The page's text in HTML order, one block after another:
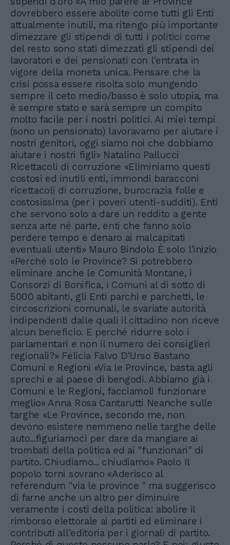
dovrebbero essere abolite come tutti gli Enti
attualmente inutili, ma ritengo più importante
dimezzare gli stipendi di tutti i politici come
del resto sono stati dimezzati gli stipendi dei
lavoratori e dei pensionati con l'entrata in
vigore della moneta unica. Pensare che la
crisi possa essere risolta solo mungendo
sempre il ceto medio/basso è solo utopia, ma
è sempre stato e sarà sempre un compito
molto facile per i nostri politici. Ai miei tempi
(sono un pensionato) lavoravamo per aiutare i
nostri genitori, oggi siamo noi che dobbiamo
aiutare i nostri figli» Natalino Pallucci
Ricettacoli di corruzione «Eliminiamo questi
costosi ed inutili enti, immondi baracconi
ricettacoli di corruzione, burocrazia folle e
costosissima (per i poveri utenti-sudditi). Enti
che servono solo a dare un reddito a gente
senza arte né parte, enti che fanno solo
perdere tempo e denaro ai malcapitati
eventuali utenti» Mauro Bindolo È solo l'inizio
«Perché solo le Province? Si potrebbero
eliminare anche le Comunità Montane, i
Consorzi di Bonifica, i Comuni al di sotto di
5000 abitanti, gli Enti parchi e parchetti, le
circoscrizioni comunali, le svariate autorità
indipendenti dalle quali il cittadino non riceve
alcun beneficio. E perché ridurre solo i
parlamentari e non il numero dei consiglieri
regionali?» Felicia Falvo D'Urso Bastano
Comuni e Regioni «Via le Province, basta agli
sprechi e al paese di bengodi. Abbiamo già i
Comuni e le Regioni, facciamoli funzionare
meglio» Anna Rosa Cantarutti Neanche sulle
targhe «Le Province, secondo me, non
devono esistere nemmeno nelle targhe delle
auto...figuriamoci per dare da mangiare ai
trombati della politica ed ai "funzionari" di
partito. Chiudiamo... chiudiamo» Paolo Il
popolo torni sovrano «Aderisco al
referendum "via le province " ma suggerisco
di farne anche un altro per diminuire
veramente i costi della politica: abolire il
rimborso elettorale ai partiti ed eliminare i
contributi all'editoria per i giornali di partito.